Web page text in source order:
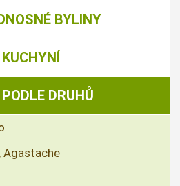
BYLINY
DRUHŮ
Agastache